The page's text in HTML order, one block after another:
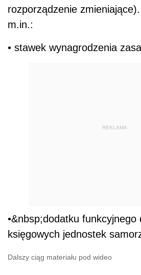
rozporządzenie
m.in.:
• stawek wynagrodzenia
REKLAMA
•&nbsp;dodatku funkcyjnego
księgowych jednostek
Dalszy ciąg materiału pod wideo